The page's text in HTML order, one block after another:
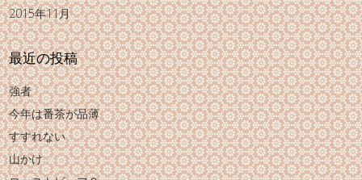
2015年11月
最近の投稿
強者
今年は番茶が品薄
すすれない
山かけ